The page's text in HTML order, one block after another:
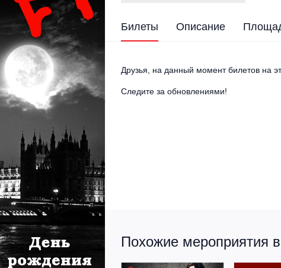
Билеты Описание
Друзья, на данный момент билетов на
Следите за обновлениями!
Похожие мероприятия